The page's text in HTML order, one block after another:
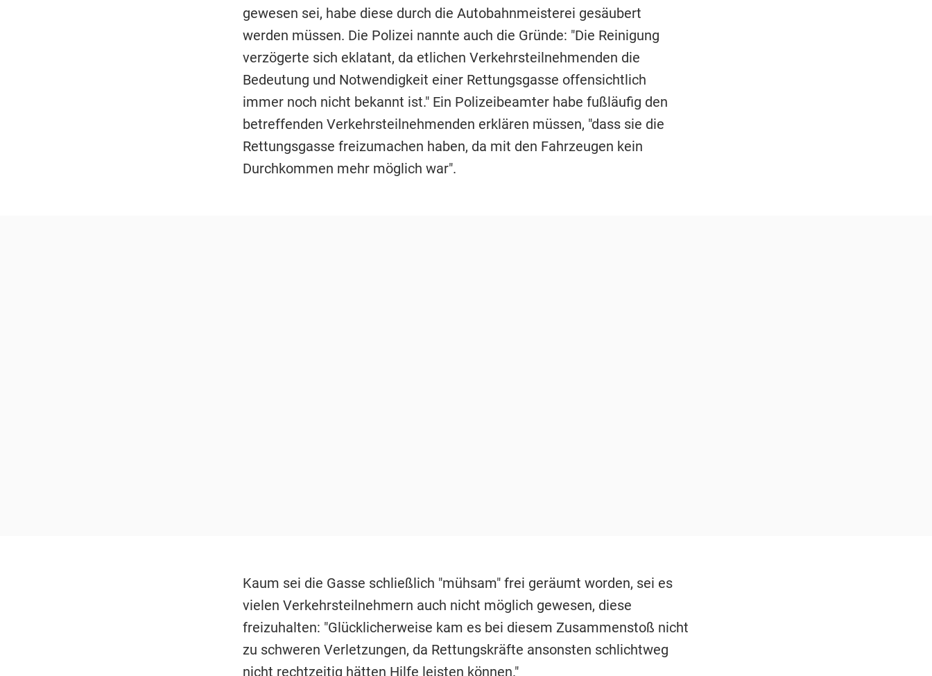
gewesen sei, habe diese durch die Autobahnmeisterei gesäubert
werden müssen. Die Polizei nannte auch die Gründe: "Die Reinigung
verzögerte sich eklatant, da etlichen Verkehrsteilnehmenden die
Bedeutung und Notwendigkeit einer Rettungsgasse offensichtlich
immer noch nicht bekannt ist." Ein Polizeibeamter habe fußläufig den
betreffenden Verkehrsteilnehmenden erklären müssen, "dass sie die
Rettungsgasse freizumachen haben, da mit den Fahrzeugen kein
Durchkommen mehr möglich war".
Kaum sei die Gasse schließlich "mühsam" frei geräumt worden, sei es
vielen Verkehrsteilnehmern auch nicht möglich gewesen, diese
freizuhalten: "Glücklicherweise kam es bei diesem Zusammenstoß nicht
zu schweren Verletzungen, da Rettungskräfte ansonsten schlichtweg
nicht rechtzeitig hätten Hilfe leisten können."